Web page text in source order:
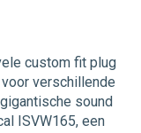
custom fit plug
verschillende
sound
ISVW165, een